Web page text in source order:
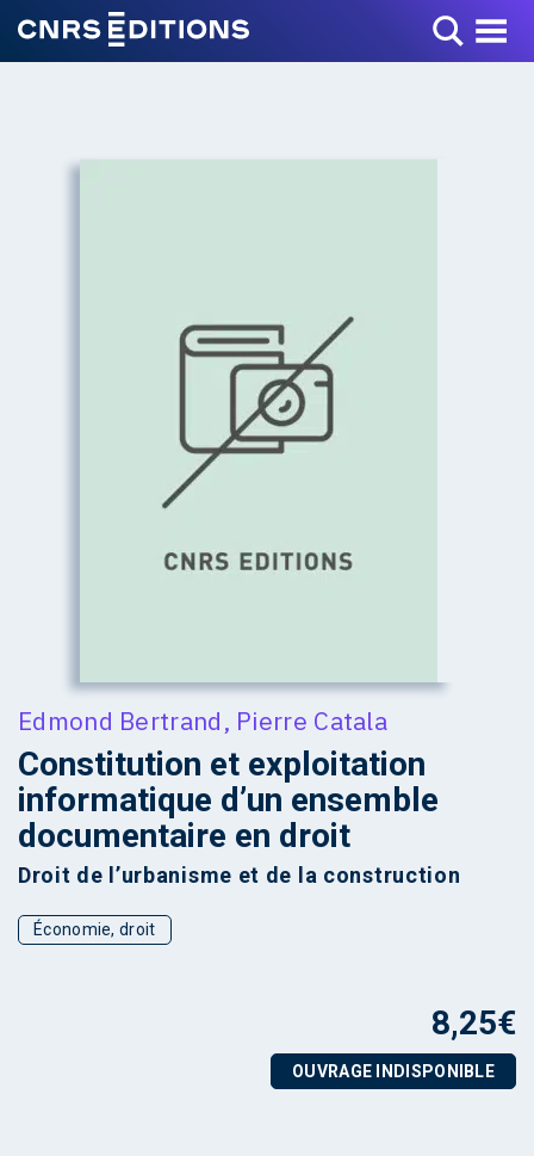
Toggle Menu
Edmond Bertrand, Pierre Catala
Constitution et exploitation
informatique d’un ensemble
documentaire en droit
Droit de l’urbanisme et de la construction
Économie, droit
8,25€
OUVRAGE INDISPONIBLE